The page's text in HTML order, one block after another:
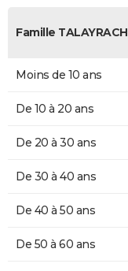
Famille TALAYRACH
Moins de 10 ans
De 10 à 20 ans
De 20 à 30 ans
De 30 à 40 ans
De 40 à 50 ans
De 50 à 60 ans